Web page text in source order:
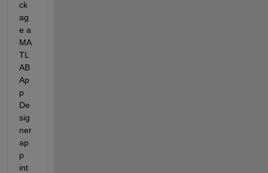
ck
ag
e a
MA
TL
AB
Ap
p
De
sig
ner
ap
p
int